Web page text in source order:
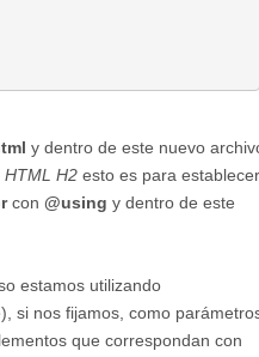
y dentro de este nuevo
HTML H2 esto es para establecer
con @using y dentro de este
estamos utilizando
si nos fijamos, como
que correspondan con